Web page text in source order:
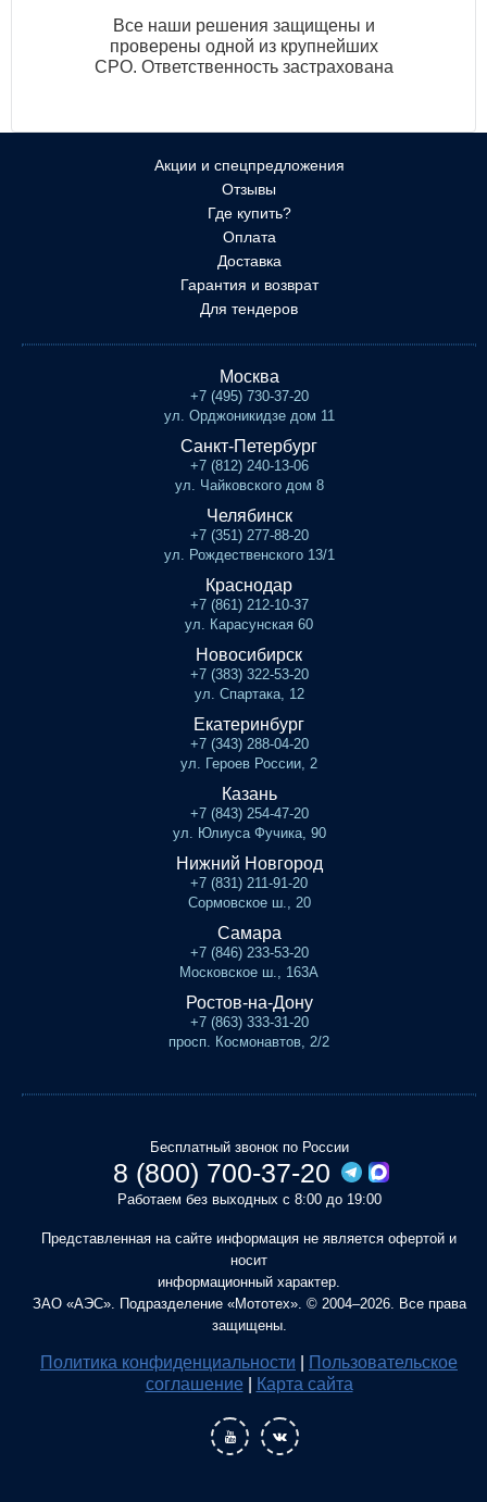
Все наши решения защищены и
проверены одной из крупнейших
СРО. Ответственность застрахована
Акции и спецпредложения
Отзывы
Где купить?
Оплата
Доставка
Гарантия и возврат
Для тендеров
Москва
+7 (495) 730-37-20
ул. Орджоникидзе дом 11
Санкт-Петербург
+7 (812) 240-13-06
ул. Чайковского дом 8
Челябинск
+7 (351) 277-88-20
ул. Рождественского 13/1
Краснодар
+7 (861) 212-10-37
ул. Карасунская 60
Новосибирск
+7 (383) 322-53-20
ул. Спартака, 12
Екатеринбург
+7 (343) 288-04-20
ул. Героев России, 2
Казань
+7 (843) 254-47-20
ул. Юлиуса Фучика, 90
Нижний Новгород
+7 (831) 211-91-20
Сормовское ш., 20
Самара
+7 (846) 233-53-20
Московское ш., 163А
Ростов-на-Дону
+7 (863) 333-31-20
просп. Космонавтов, 2/2
Бесплатный звонок по России
8 (800) 700-37-20
Работаем без выходных с 8:00 до 19:00
Представленная на сайте информация не является офертой и
носит
информационный характер.
ЗАО «АЭС». Подразделение «Мототех». © 2004–2026. Все права
защищены.
Политика конфиденциальности
Пользовательское
соглашение
Карта сайта